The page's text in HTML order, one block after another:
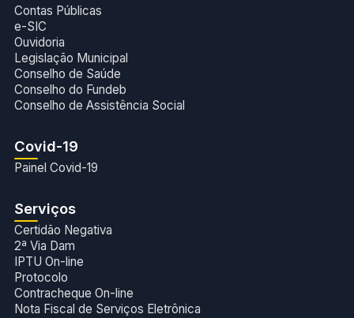
Contas Públicas
e-SIC
Ouvidoria
Legislação Municipal
Conselho de Saúde
Conselho do Fundeb
Conselho de Assistência Social
Covid-19
Painel Covid-19
Serviços
Certidão Negativa
2ª Via Dam
IPTU On-line
Protocolo
Contracheque On-line
Nota Fiscal de Serviços Eletrônica